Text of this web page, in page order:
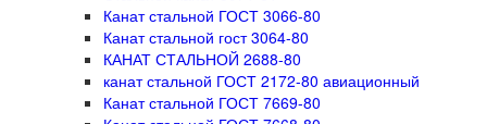
Канат стальной ГОСТ 3066-80
Канат стальной гост 3064-80
КАНАТ СТАЛЬНОЙ 2688-80
канат стальной ГОСТ 2172-80 авиационный
Канат стальной ГОСТ 7669-80